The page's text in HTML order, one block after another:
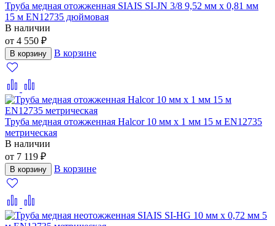
Труба медная отожженная SIAIS SI-JN 3/8 9,52 мм x 0,81 мм
15 м EN12735 дюймовая
В наличии
от 4 550 ₽
В корзину В корзине
Труба медная отожженная Halcor 10 мм x 1 мм 15 м EN12735
метрическая
В наличии
от 7 119 ₽
В корзину В корзине